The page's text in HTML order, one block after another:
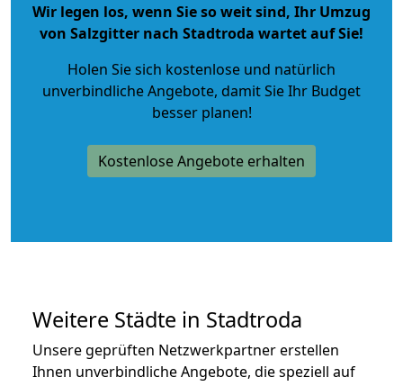
Wir legen los, wenn Sie so weit sind, Ihr Umzug
von Salzgitter nach Stadtroda wartet auf Sie!
Holen Sie sich kostenlose und natürlich
unverbindliche Angebote, damit Sie Ihr Budget
besser planen!
Kostenlose Angebote erhalten
Weitere Städte in Stadtroda
Unsere geprüften Netzwerkpartner erstellen
Ihnen unverbindliche Angebote, die speziell auf